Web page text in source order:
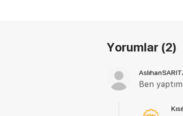
Yorumlar (2)
Ben yaptım